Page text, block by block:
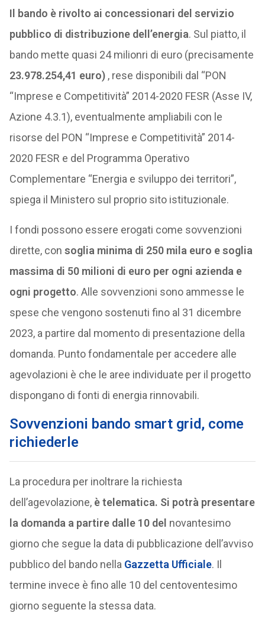
Il bando è rivolto ai concessionari del servizio
pubblico di distribuzione dell’energia. Sul piatto, il
bando mette quasi 24 milionri di euro (precisamente
23.978.254,41 euro) , rese disponibili dal “PON
“Imprese e Competitività” 2014-2020 FESR (Asse IV,
Azione 4.3.1), eventualmente ampliabili con le
risorse del PON “Imprese e Competitività” 2014-
2020 FESR e del Programma Operativo
Complementare “Energia e sviluppo dei territori”,
spiega il Ministero sul proprio sito istituzionale.
I fondi possono essere erogati come sovvenzioni
dirette, con soglia minima di 250 mila euro e soglia
massima di 50 milioni di euro per ogni azienda e
ogni progetto. Alle sovvenzioni sono ammesse le
spese che vengono sostenuti fino al 31 dicembre
2023, a partire dal momento di presentazione della
domanda. Punto fondamentale per accedere alle
agevolazioni è che le aree individuate per il progetto
dispongano di fonti di energia rinnovabili.
Sovvenzioni bando smart grid, come
richiederle
La procedura per inoltrare la richiesta
dell’agevolazione,è telematica. Si potrà presentare
la domanda a partire dalle 10 del novantesimo
giorno che segue la data di pubblicazione dell’avviso
pubblico del bando nella Gazzetta Ufficiale. Il
termine invece è fino alle 10 del centoventesimo
giorno seguente la stessa data.